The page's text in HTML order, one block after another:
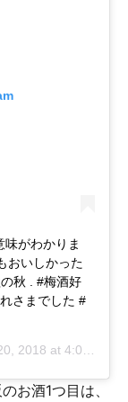
がわかりま
おいしかった
秋 . #梅酒好
さまでした #
2018 at 4:05am PDT
お酒1つ目は、